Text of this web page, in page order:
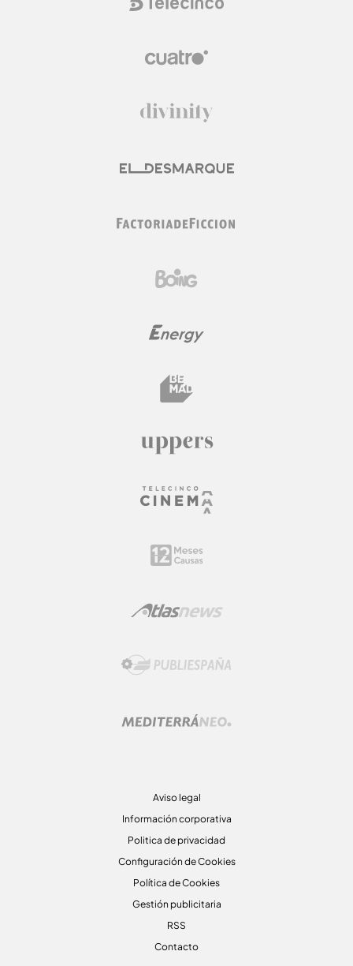
Aviso legal
Información corporativa
Politica de privacidad
Configuración de Cookies
Política de Cookies
Gestión publicitaria
RSS
Contacto